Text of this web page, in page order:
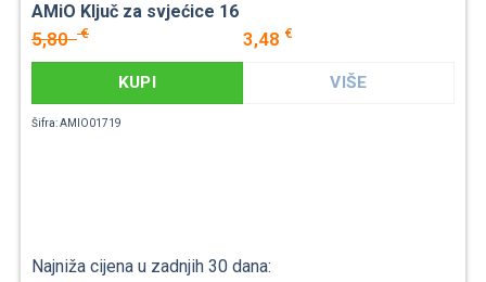
AMiO Ključ za svjećice 16
5,80€ 3,48 €
KUPI VIŠE
Šifra: AMIO01719
Najniža cijena u zadnjih 30 dana: